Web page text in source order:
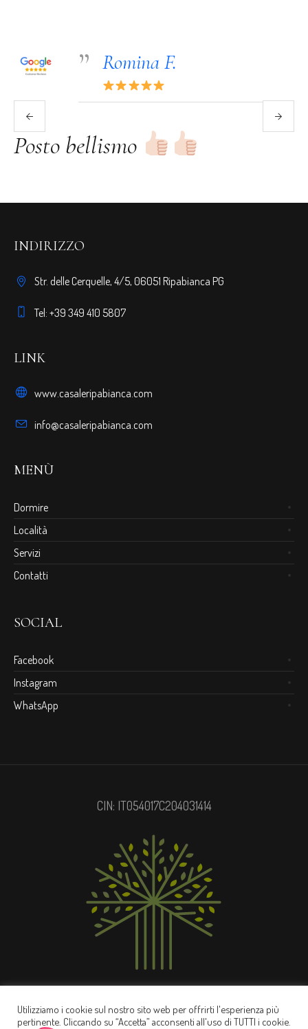
Romina F.
Posto bellismo
INDIRIZZO
Str. delle Cerquelle, 4/5, 06051 Ripabianca PG
Tel: +39 349 410 5807
LINK
www.casaleripabianca.com
info@casaleripabianca.com
MENÙ
Dormire
Località
Servizi
Contatti
SOCIAL
Facebook
Instagram
WhatsApp
CIN: IT054017C204031414
Utilizziamo i cookie sul nostro sito web per offrirti l'esperienza più
pertinente. Cliccando su “Accetta” acconsenti all'uso di TUTTI i cookie.